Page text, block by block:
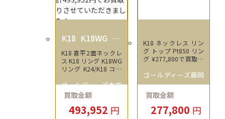
K18 K18WG K2
4/K18 18金 24金
ホワイトゴール
ド
K18 喜平2面ネックレ
ス K18 リング K18WG
リング K24/K18 コイ
でお買取りさせていた
だきました！
ゴールディーズ本庄
店
買取金額
493,952 円
K18 ネックレス リン
グ トップ Pt850 リン
グ ¥277,800で買取さ
ゴールディーズ藤岡
店
買取金額
277,800 円